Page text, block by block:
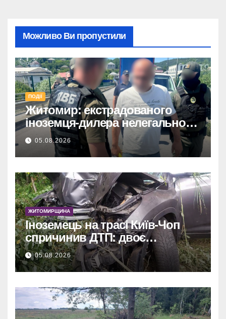
Можливо Ви пропустили
ПОДІЇ
Житомир: екстрадованого
іноземця-дилера нелегального
алкоголю чекає суд.
05.08.2026
ЖИТОМИРЩИНА
Іноземець на трасі Київ-Чоп
спричинив ДТП: двоє
постраждалих у лікарні.
05.08.2026